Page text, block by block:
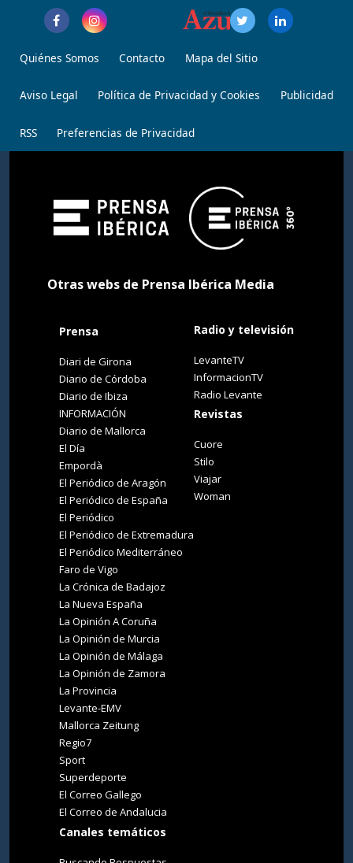
Quiénes Somos Contacto Mapa del Sitio
Aviso Legal Política de Privacidad y Cookies Publicidad
RSS Preferencias de Privacidad
Otras webs de Prensa Ibérica Media
Prensa
Diari de Girona
Diario de Córdoba
Diario de Ibiza
INFORMACIÓN
Diario de Mallorca
El Día
Empordà
El Periódico de Aragón
El Periódico de España
El Periódico
El Periódico de Extremadura
El Periódico Mediterráneo
Faro de Vigo
La Crónica de Badajoz
La Nueva España
La Opinión A Coruña
La Opinión de Murcia
La Opinión de Málaga
La Opinión de Zamora
La Provincia
Levante-EMV
Mallorca Zeitung
Regio7
Sport
Superdeporte
El Correo Gallego
El Correo de Andalucia
Canales temáticos
Radio y televisión
LevanteTV
InformacionTV
Radio Levante
Revistas
Cuore
Stilo
Viajar
Woman